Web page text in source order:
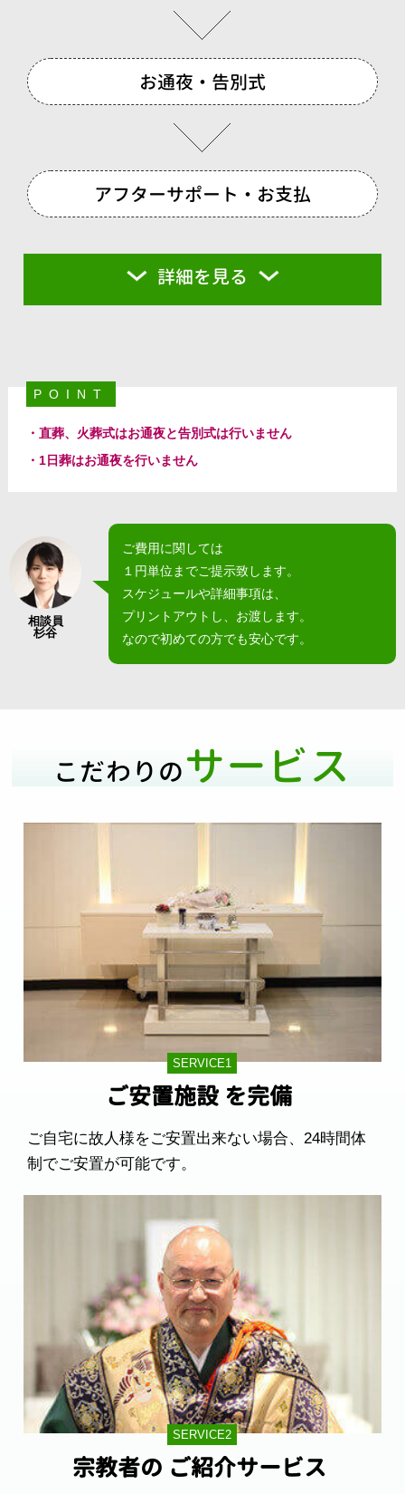
お通夜・告別式
アフターサポート・お支払
詳細を見る
POINT
・直葬、火葬式はお通夜と告別式は行いません
・1日葬はお通夜を行いません
相談員
杉谷
ご費用に関しては
１円単位までご提示致します。
スケジュールや詳細事項は、
プリントアウトし、お渡します。
なので初めての方でも安心です。
こだわりのサービス
SERVICE1
ご安置施設 を完備
ご自宅に故人様をご安置出来ない場合、24時間体
制でご安置が可能です。
SERVICE2
宗教者の ご紹介サービス